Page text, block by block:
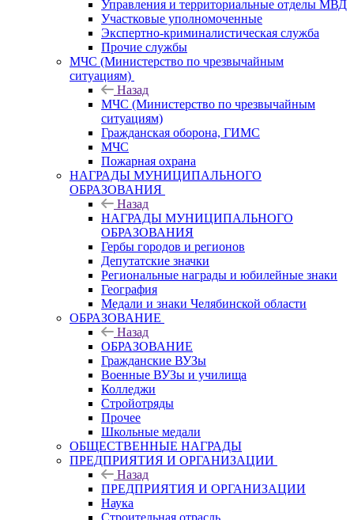
Управления и территориальные отделы МВД
Участковые уполномоченные
Экспертно-криминалистическая служба
Прочие службы
МЧС (Министерство по чрезвычайным
ситуациям)
Назад
МЧС (Министерство по чрезвычайным
ситуациям)
Гражданская оборона, ГИМС
МЧС
Пожарная охрана
НАГРАДЫ МУНИЦИПАЛЬНОГО
ОБРАЗОВАНИЯ
Назад
НАГРАДЫ МУНИЦИПАЛЬНОГО
ОБРАЗОВАНИЯ
Гербы городов и регионов
Депутатские значки
Региональные награды и юбилейные знаки
География
Медали и знаки Челябинской области
ОБРАЗОВАНИЕ
Назад
ОБРАЗОВАНИЕ
Гражданские ВУЗы
Военные ВУЗы и училища
Колледжи
Стройотряды
Прочее
Школьные медали
ОБЩЕСТВЕННЫЕ НАГРАДЫ
ПРЕДПРИЯТИЯ И ОРГАНИЗАЦИИ
Назад
ПРЕДПРИЯТИЯ И ОРГАНИЗАЦИИ
Наука
Строительная отрасль